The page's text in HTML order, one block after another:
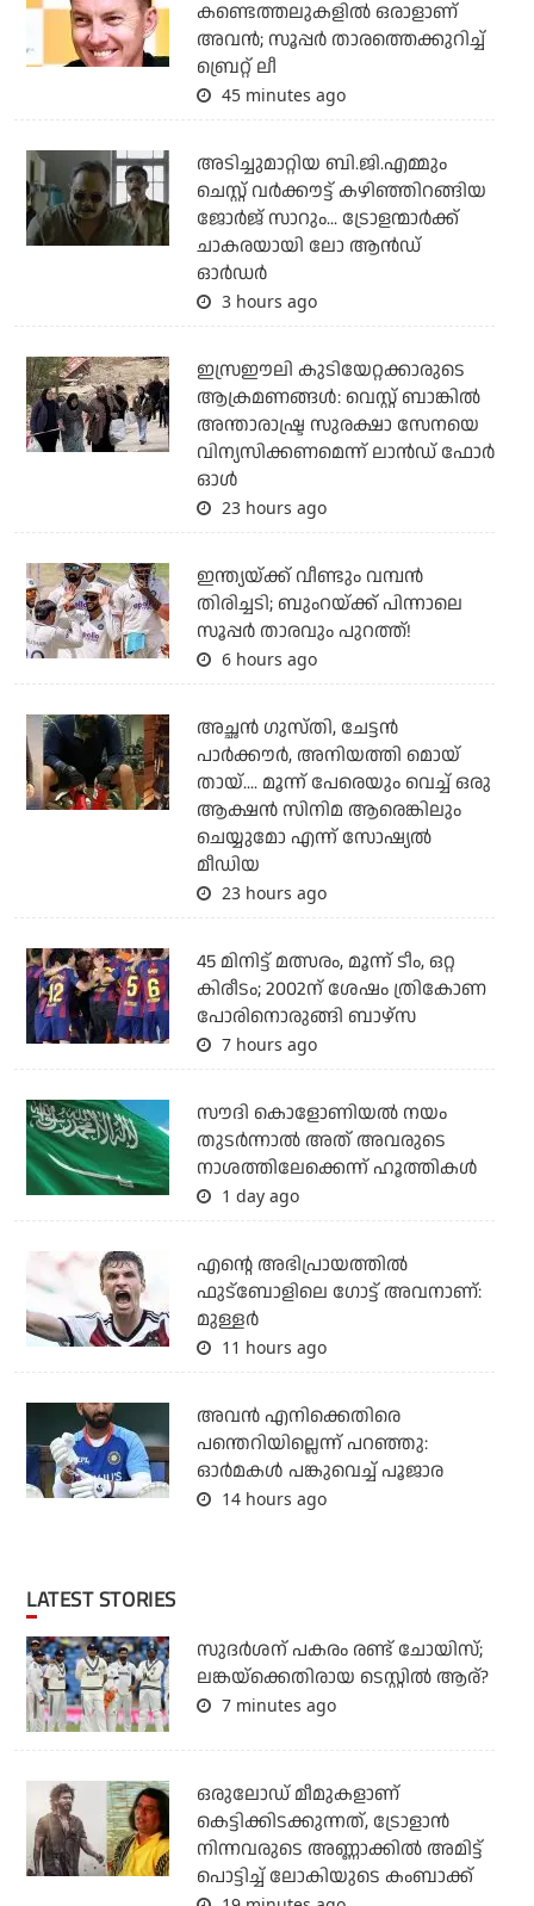
കണ്ടെത്തലുകളില്‍ ഒരാളാണ്
അവന്‍; സൂപ്പര്‍ താരത്തെക്കുറിച്ച്
ബ്രെറ്റ് ലീ
45 minutes ago
അടിച്ചുമാറ്റിയ ബി.ജി.എമ്മും
ചെസ്റ്റ് വര്‍ക്കൗട്ട് കഴിഞ്ഞിറങ്ങിയ
ജോര്‍ജ് സാറും... ട്രോളന്മാര്‍ക്ക്
ചാകരയായി ലോ ആന്‍ഡ്
ഓര്‍ഡര്‍
3 hours ago
ഇസ്രഈലി കുടിയേറ്റക്കാരുടെ
ആക്രമണങ്ങള്‍: വെസ്റ്റ് ബാങ്കില്‍
അന്താരാഷ്ട്ര സുരക്ഷാ സേനയെ
വിന്യസിക്കണമെന്ന് ലാന്‍ഡ് ഫോര്‍
ഓള്‍
23 hours ago
ഇന്ത്യയ്ക്ക് വീണ്ടും വമ്പന്‍
തിരിച്ചടി; ബുംറയ്ക്ക് പിന്നാലെ
സൂപ്പര്‍ താരവും പുറത്ത്!
6 hours ago
അച്ഛന്‍ ഗുസ്തി, ചേട്ടന്‍
പാര്‍ക്കൗര്‍, അനിയത്തി മൊയ്
തായ്.... മൂന്ന് പേരെയും വെച്ച് ഒരു
ആക്ഷന്‍ സിനിമ ആരെങ്കിലും
ചെയ്യുമോ എന്ന് സോഷ്യല്‍
മീഡിയ
23 hours ago
45 മിനിട്ട് മത്സരം, മൂന്ന് ടീം, ഒറ്റ
കിരീടം; 2002ന് ശേഷം ത്രികോണ
പോരിനൊരുങ്ങി ബാഴ്‌സ
7 hours ago
സൗദി കൊളോണിയല്‍ നയം
തുടര്‍ന്നാല്‍ അത് അവരുടെ
നാശത്തിലേക്കെന്ന് ഹൂത്തികള്‍
1 day ago
എന്റെ അഭിപ്രായത്തില്‍
ഫുട്‌ബോളിലെ ഗോട്ട് അവനാണ്:
മുള്ളര്‍
11 hours ago
അവന്‍ എനിക്കെതിരെ
പന്തെറിയില്ലെന്ന് പറഞ്ഞു:
ഓര്‍മകള്‍ പങ്കുവെച്ച് പൂജാര
14 hours ago
LATEST STORIES
സുദര്‍ശന് പകരം രണ്ട് ചോയിസ്;
ലങ്കയ്‌ക്കെതിരായ ടെസ്റ്റില്‍ ആര്?
7 minutes ago
ഒരുലോഡ് മീമുകളാണ്
കെട്ടിക്കിടക്കുന്നത്, ട്രോളാന്‍
നിന്നവരുടെ അണ്ണാക്കില്‍ അമിട്ട്
പൊട്ടിച്ച് ലോകിയുടെ കംബാക്ക്